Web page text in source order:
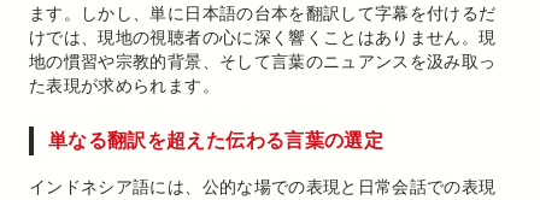
ます。しかし、単に日本語の台本を翻訳して字幕を付けるだ
けでは、現地の視聴者の心に深く響くことはありません。現
地の慣習や宗教的背景、そして言葉のニュアンスを汲み取っ
た表現が求められます。
単なる翻訳を超えた伝わる言葉の選定
インドネシア語には、公的な場での表現と日常会話での表現